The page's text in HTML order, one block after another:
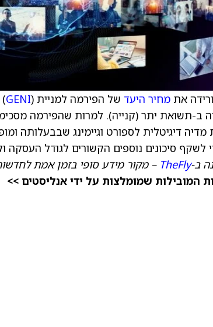
מחיר היעד של הפירמה למניית Genius Sports ( GENI
ב-תשואת יתר (קנייה). למרות שהפירמה
לשקף סיכונים נוספים הקשורים לגודל העסקה
ב-TheFly – מקור מידע סופי בזמן אמת
המובילות שמומלצות על ידי אנליסטים >>